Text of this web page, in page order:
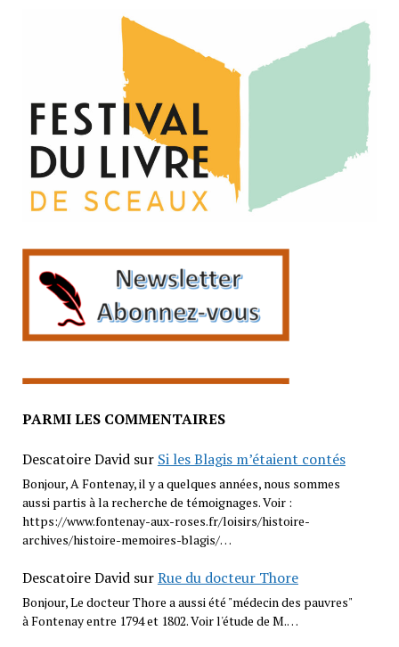
PARMI LES COMMENTAIRES
Descatoire Davidsur Si les Blagis m’étaient contés
Bonjour, A Fontenay, il y a quelques années, nous sommes
aussi partis à la recherche de témoignages. Voir :
https://www.fontenay-aux-roses.fr/loisirs/histoire-
archives/histoire-memoires-blagis/…
Descatoire DavidsurRue du docteur Thore
Bonjour, Le docteur Thore a aussi été "médecin des pauvres"
à Fontenay entre 1794 et 1802. Voir l'étude de M.…